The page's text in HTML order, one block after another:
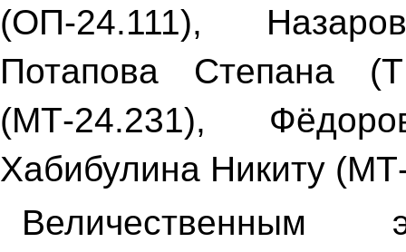
(ОП-24.111),
Потапова Степана
(МТ-24.231),
Хабибулина Никиту
Величественным